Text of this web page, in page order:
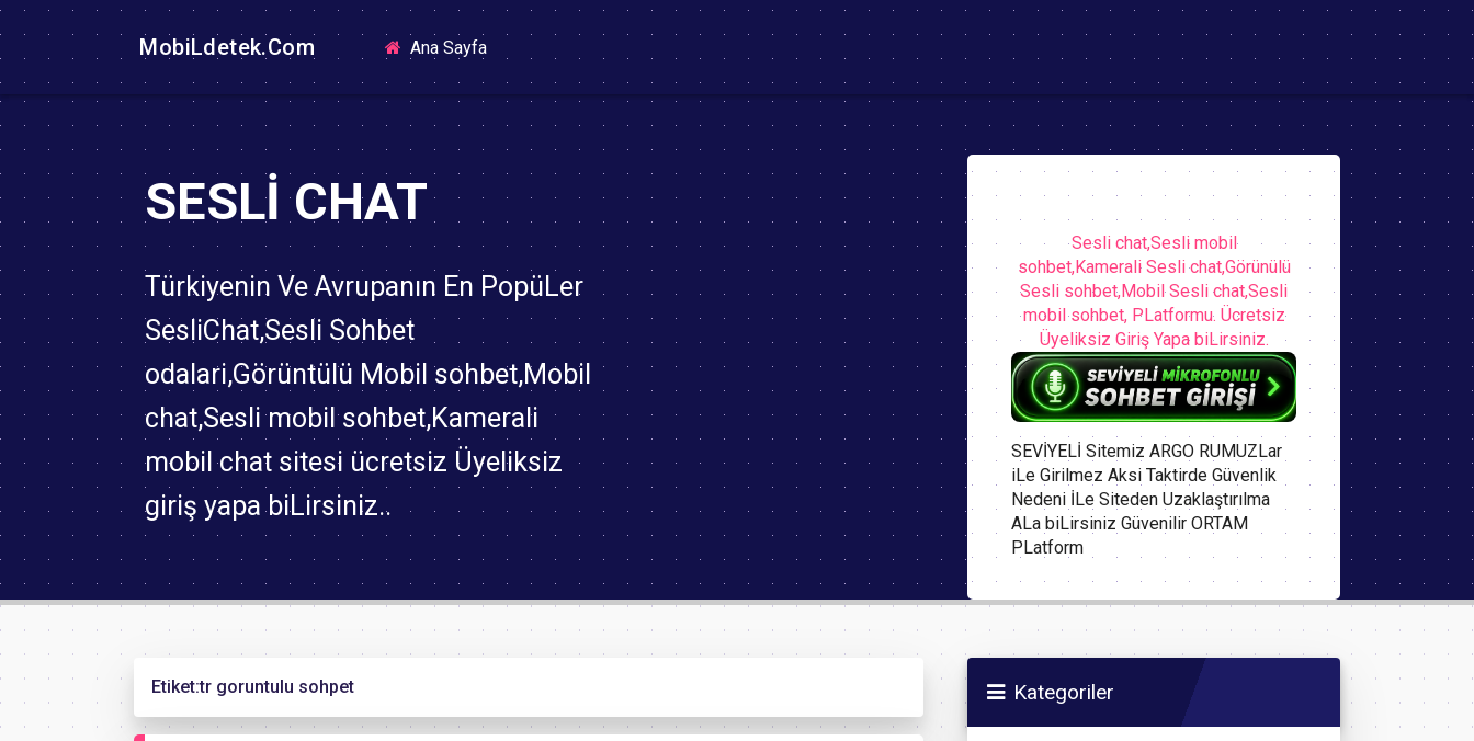
MobiLdetek.Com Ana Sayfa(current)
SESLI CHAT
Türkiyenin Ve Avrupanın En PopüLer
SesliChat,Sesli Sohbet
odalari,Görüntülü Mobil sohbet,Mobil
chat,Sesli mobil sohbet,Kamerali
mobil chat sitesi ücretsiz Üyeliksiz
giriş yapa biLirsiniz..
Sesli chat,Sesli mobil
sohbet,Kamerali Sesli chat,Görünülü
Sesli sohbet,Mobil Sesli chat,Sesli
mobil sohbet, PLatformu. Ücretsiz
Üyeliksiz Giriş Yapa biLirsiniz.
SEVİYELİ Sitemiz ARGO RUMUZLar
iLe Girilmez Aksi Taktirde Güvenlik
Nedeni İLe Siteden Uzaklaştırılma
ALa biLirsiniz Güvenilir ORTAM
PLatform
Etiket:tr goruntulu sohpet Kategoriler